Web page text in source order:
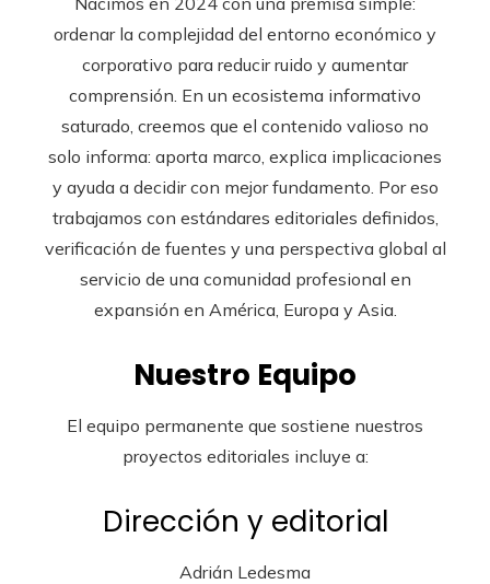
ordenar la complejidad del entorno económico y
corporativo para reducir ruido y aumentar
comprensión. En un ecosistema informativo
saturado, creemos que el contenido valioso no
solo informa: aporta marco, explica implicaciones
y ayuda a decidir con mejor fundamento. Por eso
trabajamos con estándares editoriales definidos,
verificación de fuentes y una perspectiva global al
servicio de una comunidad profesional en
expansión en América, Europa y Asia.
Nuestro Equipo
El equipo permanente que sostiene nuestros
proyectos editoriales incluye a:
Dirección y editorial
Adrián Ledesma